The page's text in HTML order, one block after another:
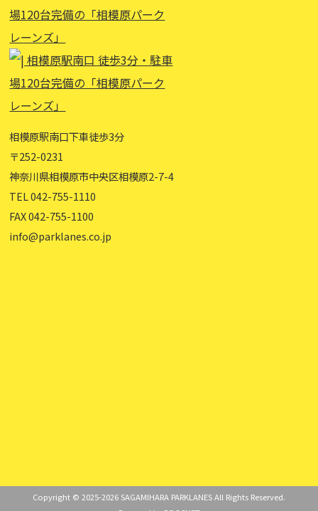
相模原駅南口下車徒歩3分
〒252-0231
神奈川県相模原市中央区相模原2-7-4
TEL 042-755-1110
FAX 042-755-1100
info@parklanes.co.jp
Copyright © 2025-2026 SAGAMIHARA PARKLANES All Rights Reserved.